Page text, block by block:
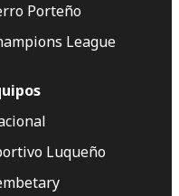
Porteño
League
Luqueño